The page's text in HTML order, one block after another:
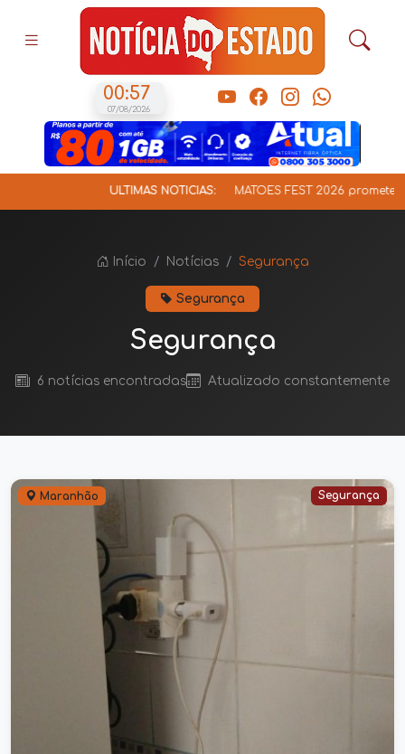
00:57
07/08/2026
ÚLTIMAS NOTÍCIAS: MATÕES FEST 2026 promete
Início Notícias Segurança
Segurança
Segurança
6 notícias encontradas Atualizado constantemente
Maranhão Segurança
O Perigo Silencioso nas Paredes:
Falhas Elétricas Respondem por
Mais da Metade dos Incêndios em